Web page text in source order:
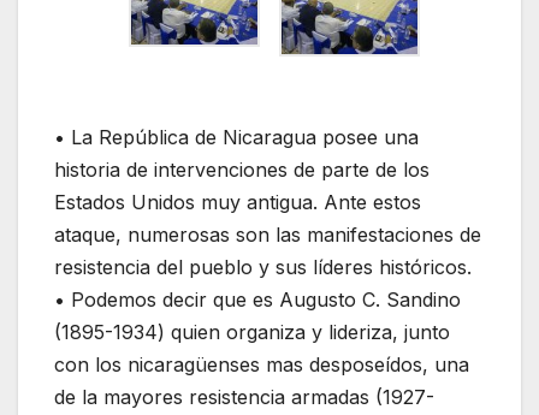
• La República de Nicaragua posee una
historia de intervenciones de parte de los
Estados Unidos muy antigua. Ante estos
ataque, numerosas son las manifestaciones de
resistencia del pueblo y sus líderes históricos.
• Podemos decir que es Augusto C. Sandino
(1895-1934) quien organiza y lideriza, junto
con los nicaragüenses mas desposeídos, una
de la mayores resistencia armadas (1927-